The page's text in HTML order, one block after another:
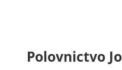
Polovnictvo